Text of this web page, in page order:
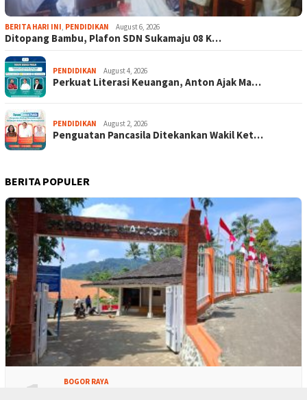
BERITA HARI INI, PENDIDIKAN August 6, 2026
Ditopang Bambu, Plafon SDN Sukamaju 08 K…
PENDIDIKAN August 4, 2026
Perkuat Literasi Keuangan, Anton Ajak Ma…
PENDIDIKAN August 2, 2026
Penguatan Pancasila Ditekankan Wakil Ket…
BERITA POPULER
BOGOR RAYA